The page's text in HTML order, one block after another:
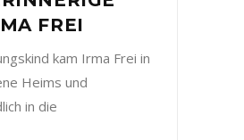
FREI
kam Irma Frei in
Heims und
in die